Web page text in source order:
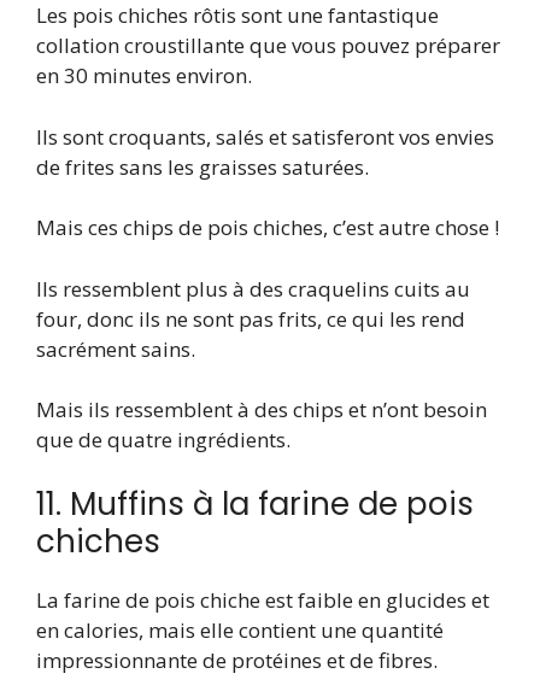
Les pois chiches rôtis sont une fantastique
collation croustillante que vous pouvez préparer
en 30 minutes environ.
Ils sont croquants, salés et satisferont vos envies
de frites sans les graisses saturées.
Mais ces chips de pois chiches, c’est autre chose !
Ils ressemblent plus à des craquelins cuits au
four, donc ils ne sont pas frits, ce qui les rend
sacrément sains.
Mais ils ressemblent à des chips et n’ont besoin
que de quatre ingrédients.
11. Muffins à la farine de pois
chiches
La farine de pois chiche est faible en glucides et
en calories, mais elle contient une quantité
impressionnante de protéines et de fibres.